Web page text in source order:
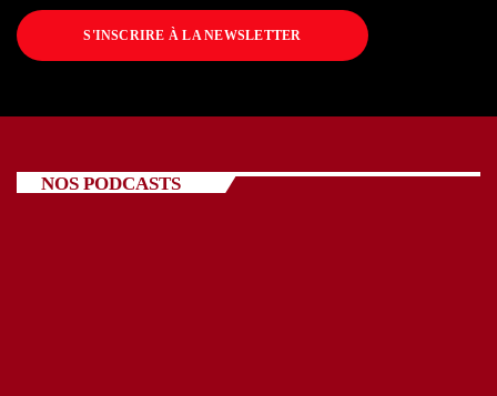
S'INSCRIRE À LA NEWSLETTER
NOS PODCASTS